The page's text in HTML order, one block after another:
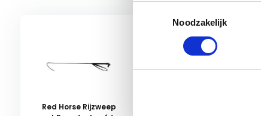
Noodzakelijk
Red Horse Rijzweep